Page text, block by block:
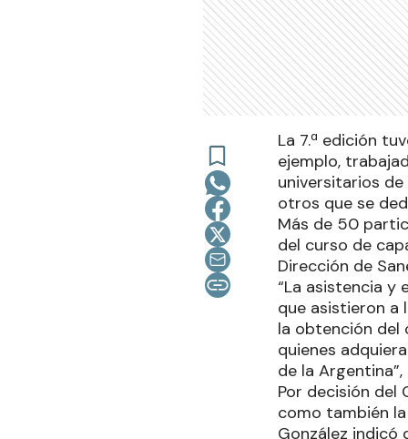
La 7.ª edición
ejemplo,
universitarios
otros que se
Más de 50
del curso de
Dirección de
“La asistencia y
que asistieron a
la obtención del
quienes
de la
Por decisión
como también
González indicó